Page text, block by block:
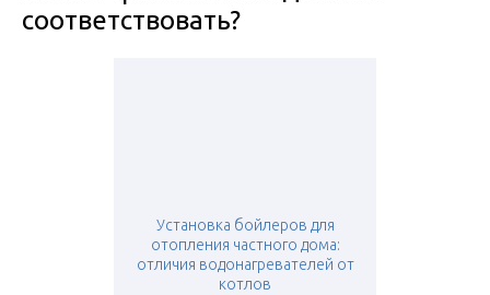
соответствовать?
Установка бойлеров для
отопления частного дома:
отличия водонагревателей от
котлов